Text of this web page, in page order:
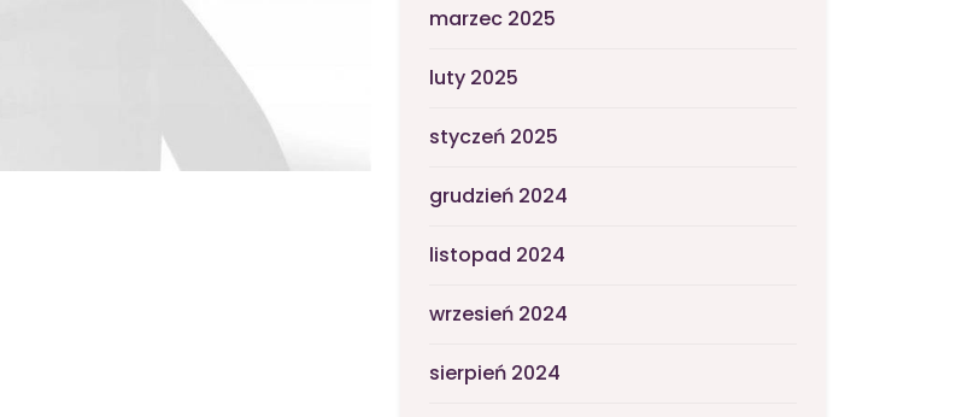
marzec 2025
luty 2025
styczeń 2025
grudzień 2024
listopad 2024
wrzesień 2024
sierpień 2024